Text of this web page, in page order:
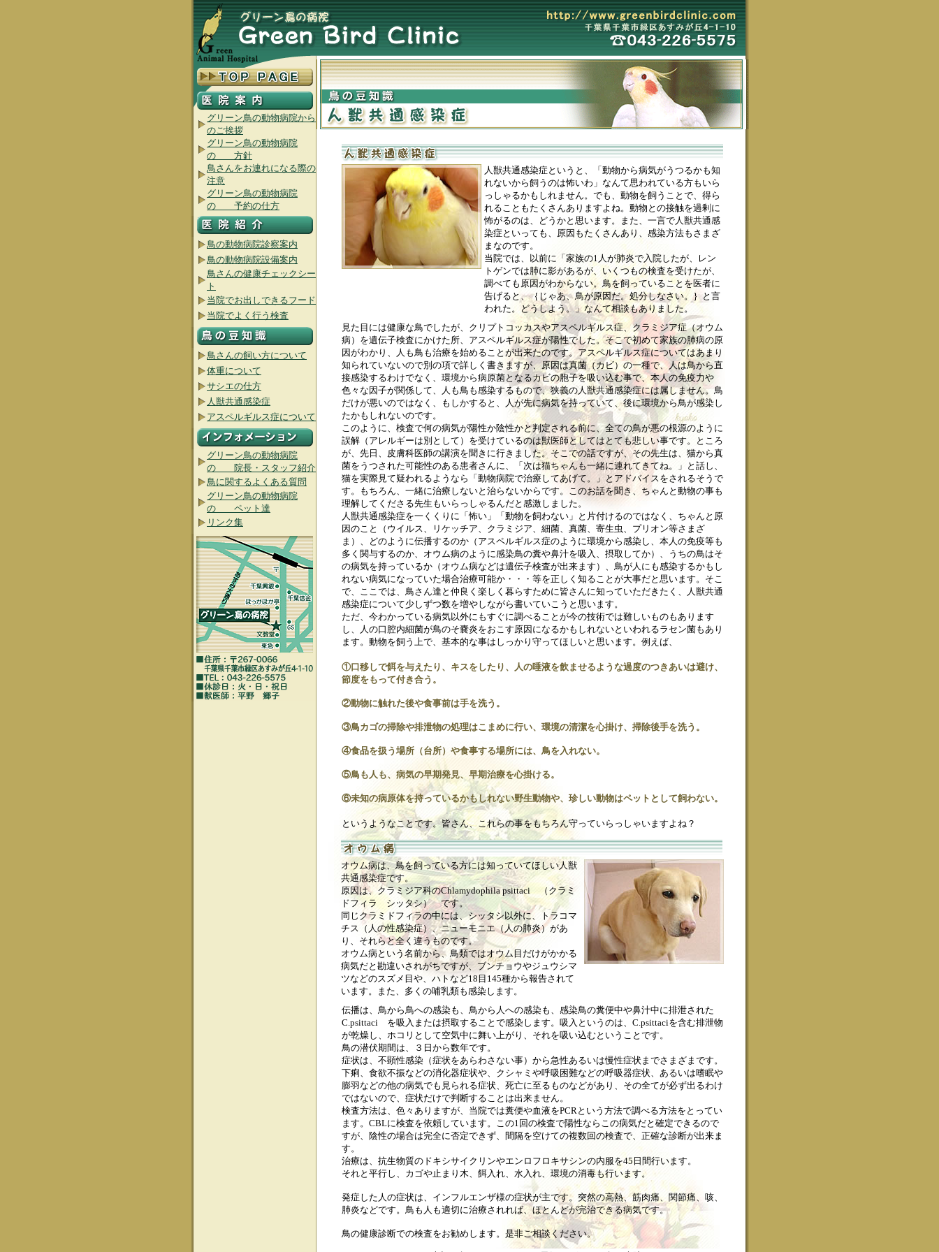
グリーン鳥の動物病院から
のご挨拶
グリーン鳥の動物病院
の 方針
鳥さんをお連れになる際の
注意
グリーン鳥の動物病院
の 予約の仕方
鳥の動物病院診察案内
鳥の動物病院設備案内
鳥さんの健康チェックシー
ト
当院でお出しできるフード
当院でよく行う検査
鳥さんの飼い方について
体重について
サシエの仕方
人獣共通感染症
アスペルギルス症について
グリーン鳥の動物病院
の 院長・スタッフ紹介
鳥に関するよくある質問
グリーン鳥の動物病院
の ペット達
リンク集
人獣共通感染症というと、「動物から病気がうつるかも知
れないから飼うのは怖いわ」なんて思われている方もいら
っしゃるかもしれません。でも、動物を飼うことで、得ら
れることもたくさんありますよね。動物との接触を過剰に
怖がるのは、どうかと思います。また、一言で人獣共通感
染症といっても、原因もたくさんあり、感染方法もさまざ
まなのです。
当院では、以前に「家族の1人が肺炎で入院したが、レン
トゲンでは肺に影があるが、いくつもの検査を受けたが、
調べても原因がわからない。鳥を飼っていることを医者に
告げると、｛じゃあ、鳥が原因だ。処分しなさい。｝と言
われた。どうしよう。」なんて相談もありました。
見た目には健康な鳥でしたが、クリプトコッカスやアスペルギルス症、クラミジア症（オウム
病）を遺伝子検査にかけた所、アスペルギルス症が陽性でした。そこで初めて家族の肺病の原
因がわかり、人も鳥も治療を始めることが出来たのです。アスペルギルス症についてはあまり
知られていないので別の項で詳しく書きますが、原因は真菌（カビ）の一種で、人は鳥から直
接感染するわけでなく、環境から病原菌となるカビの胞子を吸い込む事で、本人の免疫力や
色々な因子が関係して、人も鳥も感染するもので、狭義の人獣共通感染症には属しません。鳥
だけが悪いのではなく、もしかすると、人が先に病気を持っていて、後に環境から鳥が感染し
たかもしれないのです。
このように、検査で何の病気が陽性か陰性かと判定される前に、全ての鳥が悪の根源のように
誤解（アレルギーは別として）を受けているのは獣医師としてはとても悲しい事です。ところ
が、先日、皮膚科医師の講演を聞きに行きました。そこでの話ですが、その先生は、猫から真
菌をうつされた可能性のある患者さんに、「次は猫ちゃんも一緒に連れてきてね。」と話し、
猫を実際見て疑われるようなら「動物病院で治療してあげて。」とアドバイスをされるそうで
す。もちろん、一緒に治療しないと治らないからです。このお話を聞き、ちゃんと動物の事も
理解してくださる先生もいらっしゃるんだと感激しました。
人獣共通感染症を一くくりに「怖い」「動物を飼わない」と片付けるのではなく、ちゃんと原
因のこと（ウイルス、リケッチア、クラミジア、細菌、真菌、寄生虫、プリオン等さまざ
ま）、どのように伝播するのか（アスペルギルス症のように環境から感染し、本人の免疫等も
多く関与するのか、オウム病のように感染鳥の糞や鼻汁を吸入、摂取してか）、うちの鳥はそ
の病気を持っているか（オウム病などは遺伝子検査が出来ます）、鳥が人にも感染するかもし
れない病気になっていた場合治療可能か・・・等を正しく知ることが大事だと思います。そこ
で、ここでは、鳥さん達と仲良く楽しく暮らすために皆さんに知っていただきたく、人獣共通
感染症について少しずつ数を増やしながら書いていこうと思います。
ただ、今わかっている病気以外にもすぐに調べることが今の技術では難しいものもあります
し、人の口腔内細菌が鳥のそ嚢炎をおこす原因になるかもしれないといわれるラセン菌もあり
ます。動物を飼う上で、基本的な事はしっかり守ってほしいと思います。例えば、
①口移しで餌を与えたり、キスをしたり、人の唾液を飲ませるような過度のつきあいは避け、
節度をもって付き合う。
②動物に触れた後や食事前は手を洗う。
③鳥カゴの掃除や排泄物の処理はこまめに行い、環境の清潔を心掛け、掃除後手を洗う。
④食品を扱う場所（台所）や食事する場所には、鳥を入れない。
⑤鳥も人も、病気の早期発見、早期治療を心掛ける。
⑥未知の病原体を持っているかもしれない野生動物や、珍しい動物はペットとして飼わない。
というようなことです。皆さん、これらの事をもちろん守っていらっしゃいますよね？
オウム病は、鳥を飼っている方には知っていてほしい人獣
共通感染症です。
原因は、クラミジア科のChlamydophila psittaci （クラミ
ドフィラ シッタシ） です。
同じクラミドフィラの中には、シッタシ以外に、トラコマ
チス（人の性感染症）、ニューモニエ（人の肺炎）があ
り、それらと全く違うものです。
オウム病という名前から、鳥類ではオウム目だけがかかる
病気だと勘違いされがちですが、ブンチョウやジュウシマ
ツなどのスズメ目や、ハトなど18目145種から報告されて
います。また、多くの哺乳類も感染します。
伝播は、鳥から鳥への感染も、鳥から人への感染も、感染鳥の糞便中や鼻汁中に排泄された
C.psittaci を吸入または摂取することで感染します。吸入というのは、C.psittaciを含む排泄物
が乾燥し、ホコリとして空気中に舞い上がり、それを吸い込むということです。
鳥の潜伏期間は、３日から数年です。
症状は、不顕性感染（症状をあらわさない事）から急性あるいは慢性症状までさまざまです。
下痢、食欲不振などの消化器症状や、クシャミや呼吸困難などの呼吸器症状、あるいは嗜眠や
膨羽などの他の病気でも見られる症状、死亡に至るものなどがあり、その全てが必ず出るわけ
ではないので、症状だけで判断することは出来ません。
検査方法は、色々ありますが、当院では糞便や血液をPCRという方法で調べる方法をとってい
ます。CBLに検査を依頼しています。この1回の検査で陽性ならこの病気だと確定できるので
すが、陰性の場合は完全に否定できず、間隔を空けての複数回の検査で、正確な診断が出来ま
す。
治療は、抗生物質のドキシサイクリンやエンロフロキサシンの内服を45日間行います。
それと平行し、カゴや止まり木、餌入れ、水入れ、環境の消毒も行います。
発症した人の症状は、インフルエンザ様の症状が主です。突然の高熱、筋肉痛、関節痛、咳、
肺炎などです。鳥も人も適切に治療されれば、ほとんどが完治できる病気です。
鳥の健康診断での検査をお勧めします。是非ご相談ください。